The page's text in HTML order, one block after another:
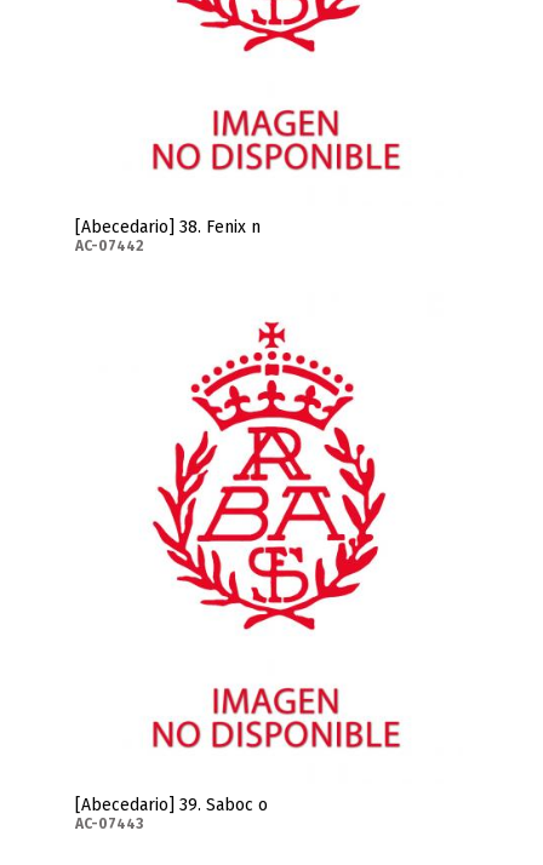
[Abecedario] 38. Fenix n
AC-07442
[Abecedario] 39. Saboc o
AC-07443